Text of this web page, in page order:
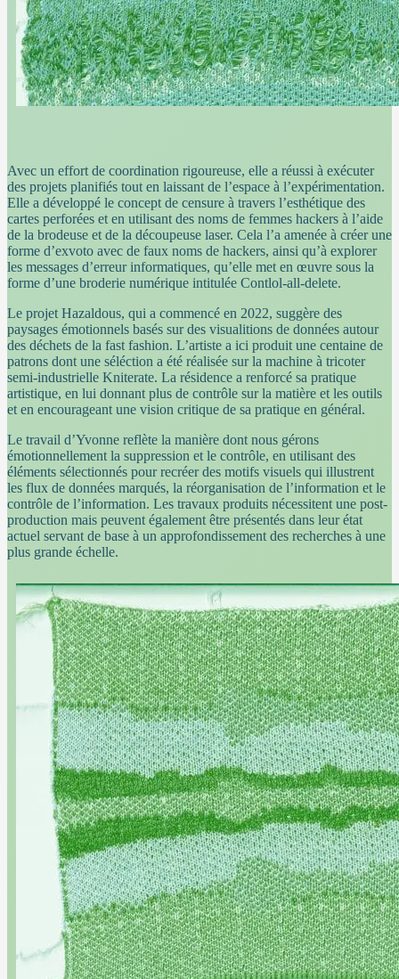
Avec un effort de coordination rigoureuse, elle a réussi à exécuter
des projets planifiés tout en laissant de l’espace à l’expérimentation.
Elle a développé le concept de censure à travers l’esthétique des
cartes perforées et en utilisant des noms de femmes hackers à l’aide
de la brodeuse et de la découpeuse laser. Cela l’a amenée à créer une
forme d’exvoto avec de faux noms de hackers, ainsi qu’à explorer
les messages d’erreur informatiques, qu’elle met en œuvre sous la
forme d’une broderie numérique intitulée Contlol-all-delete.
Le projet Hazaldous, qui a commencé en 2022, suggère des
paysages émotionnels basés sur des visualitions de données autour
des déchets de la fast fashion. L’artiste a ici produit une centaine de
patrons dont une séléction a été réalisée sur la machine à tricoter
semi-industrielle Kniterate. La résidence a renforcé sa pratique
artistique, en lui donnant plus de contrôle sur la matière et les outils
et en encourageant une vision critique de sa pratique en général.
Le travail d’Yvonne reflète la manière dont nous gérons
émotionnellement la suppression et le contrôle, en utilisant des
éléments sélectionnés pour recréer des motifs visuels qui illustrent
les flux de données marqués, la réorganisation de l’information et le
contrôle de l’information. Les travaux produits nécessitent une post-
production mais peuvent également être présentés dans leur état
actuel servant de base à un approfondissement des recherches à une
plus grande échelle.